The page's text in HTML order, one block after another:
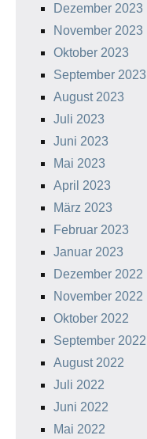
Dezember 2023
November 2023
Oktober 2023
September 2023
August 2023
Juli 2023
Juni 2023
Mai 2023
April 2023
März 2023
Februar 2023
Januar 2023
Dezember 2022
November 2022
Oktober 2022
September 2022
August 2022
Juli 2022
Juni 2022
Mai 2022